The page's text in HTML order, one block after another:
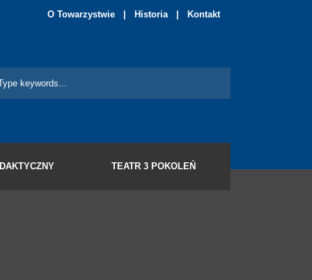
O Towarzystwie Historia Kontakt
TEATR 3 POKOLEŃ